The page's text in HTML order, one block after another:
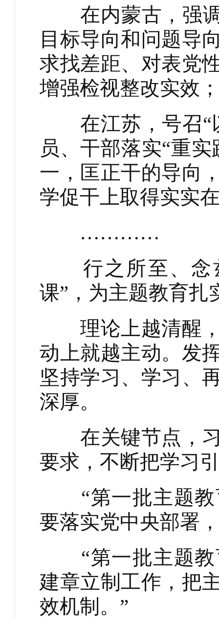
在内蒙古，强调
目标导向和问题导
求找差距、对表党
增强检视整改实效
在江苏，号召“
员、干部落实“重
一，匡正干的导向
学促干上取得实实
…………
行之所至、念
课”，为主题教育扎
理论上越清醒，
动上就越主动。发
坚持学习、学习、
深厚。
在关键节点，习
要求，不断把学习
“第一批主题教
要落实党中央部署
“第一批主题教
建章立制工作，把
效机制。”